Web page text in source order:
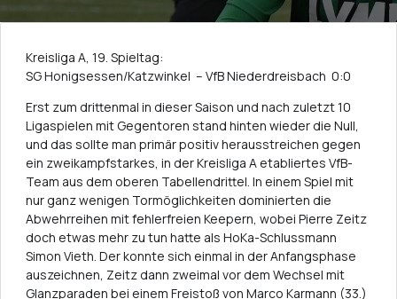
Kreisliga A, 19. Spieltag:
SG Honigsessen/Katzwinkel – VfB Niederdreisbach 0:0
Erst zum drittenmal in dieser Saison und nach zuletzt 10
Ligaspielen mit Gegentoren stand hinten wieder die Null,
und das sollte man primär positiv herausstreichen gegen
ein zweikampfstarkes, in der Kreisliga A etabliertes VfB-
Team aus dem oberen Tabellendrittel. In einem Spiel mit
nur ganz wenigen Tormöglichkeiten dominierten die
Abwehrreihen mit fehlerfreien Keepern, wobei Pierre Zeitz
doch etwas mehr zu tun hatte als HoKa-Schlussmann
Simon Vieth. Der konnte sich einmal in der Anfangsphase
auszeichnen, Zeitz dann zweimal vor dem Wechsel mit
Glanzparaden bei einem Freistoß von Marco Karmann (33.)